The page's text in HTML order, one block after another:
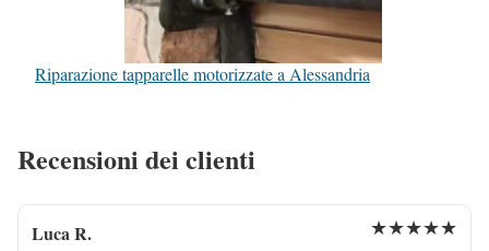
Riparazione tapparelle motorizzate a Alessandria
Recensioni dei clienti
Luca R. ★★★★★